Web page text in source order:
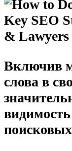
Включив
слова в